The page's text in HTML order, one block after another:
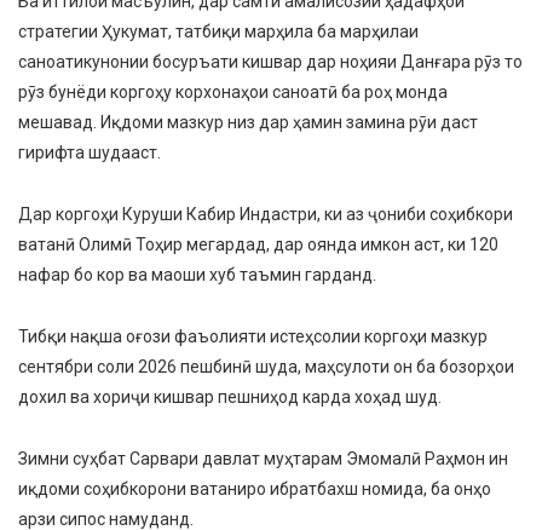
стратегии Ҳукумат, татбиқи марҳила ба марҳилаи
саноатикунонии босуръати кишвар дар ноҳияи Данғара рӯз то
рӯз бунёди коргоҳу корхонаҳои саноатӣ ба роҳ монда
мешавад. Иқдоми мазкур низ дар ҳамин замина рӯи даст
гирифта шудааст.
Дар коргоҳи Куруши Кабир Индастри, ки аз ҷониби соҳибкори
ватанӣ Олимӣ Тоҳир мегардад, дар оянда имкон аст, ки 120
нафар бо кор ва маоши хуб таъмин гарданд.
Тибқи нақша оғози фаъолияти истеҳсолии коргоҳи мазкур
сентябри соли 2026 пешбинӣ шуда, маҳсулоти он ба бозорҳои
дохил ва хориҷи кишвар пешниҳод карда хоҳад шуд.
Зимни суҳбат Сарвари давлат муҳтарам Эмомалӣ Раҳмон ин
иқдоми соҳибкорони ватаниро ибратбахш номида, ба онҳо
арзи сипос намуданд.